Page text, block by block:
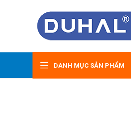
DANH MỤC SẢN PHẨM